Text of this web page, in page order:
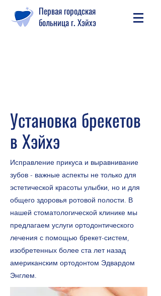
Первая городская
больница г. Хэйхэ
Установка брекетов
в Хэйхэ
Исправление прикуса и выравнивание
зубов - важные аспекты не только для
эстетической красоты улыбки, но и для
общего здоровья ротовой полости. В
нашей стоматологической клинике мы
предлагаем услуги ортодонтического
лечения с помощью брекет-систем,
изобретенных более ста лет назад
американским ортодонтом Эдвардом
Энглем.